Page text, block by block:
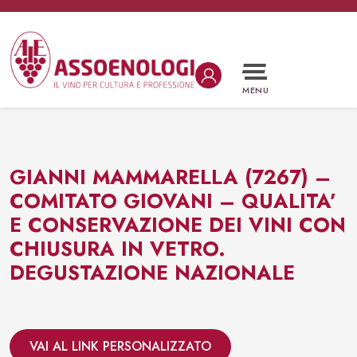
Vai al contenuto
Navigazione principale
MENU
GIANNI MAMMARELLA (7267) –
COMITATO GIOVANI – QUALITA’
E CONSERVAZIONE DEI VINI CON
CHIUSURA IN VETRO.
DEGUSTAZIONE NAZIONALE
VAI AL LINK PERSONALIZZATO